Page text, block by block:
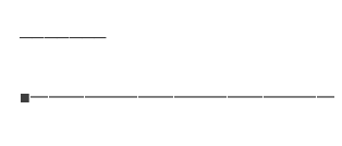
───────
■━━━━━━━━━━━━━━━━━